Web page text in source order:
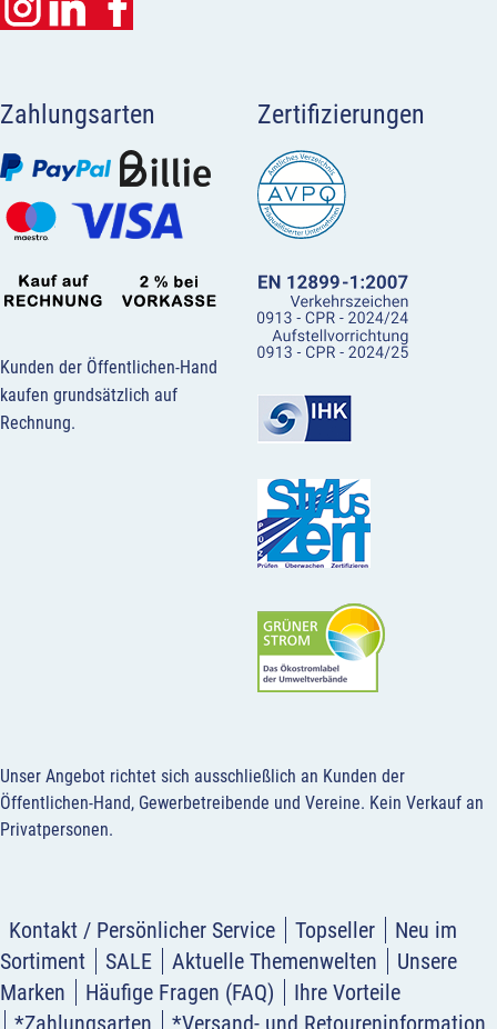
Zahlungsarten
Kunden der Öffentlichen-Hand
kaufen grundsätzlich auf
Rechnung.
Zertifizierungen
Unser Angebot richtet sich ausschließlich an Kunden der
Öffentlichen-Hand, Gewerbetreibende und Vereine. Kein Verkauf an
Privatpersonen.
Kontakt / Persönlicher Service Topseller
Neu im
Sortiment
SALE Aktuelle Themenwelten
Unsere
Marken
Häufige Fragen (FAQ)
Ihre Vorteile
*Zahlungsarten
*Versand- und Retoureninformation